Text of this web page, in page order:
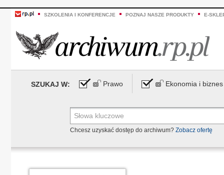
SZKOLENIA I KONFERENCJE POZNAJ NASZE PRODUKTY E-
SZUKAJ W: Prawo Ekonomia i biznes
Chcesz uzyskać dostęp do archiwum? Zobacz ofertę